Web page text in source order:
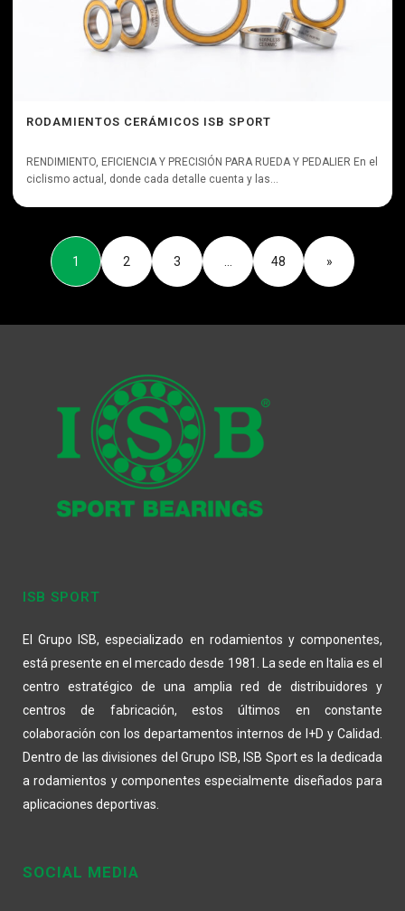
RODAMIENTOS CERÁMICOS ISB SPORT
RENDIMIENTO, EFICIENCIA Y PRECISIÓN PARA RUEDA Y PEDALIER En el
ciclismo actual, donde cada detalle cuenta y las...
1 2 3 … 48 »
ISB SPORT
El Grupo ISB, especializado en rodamientos y componentes,
está presente en el mercado desde 1981. La sede en Italia es el
centro estratégico de una amplia red de distribuidores y
centros de fabricación, estos últimos en constante
colaboración con los departamentos internos de I+D y Calidad.
Dentro de las divisiones del Grupo ISB, ISB Sport es la dedicada
a rodamientos y componentes especialmente diseñados para
aplicaciones deportivas.
SOCIAL MEDIA